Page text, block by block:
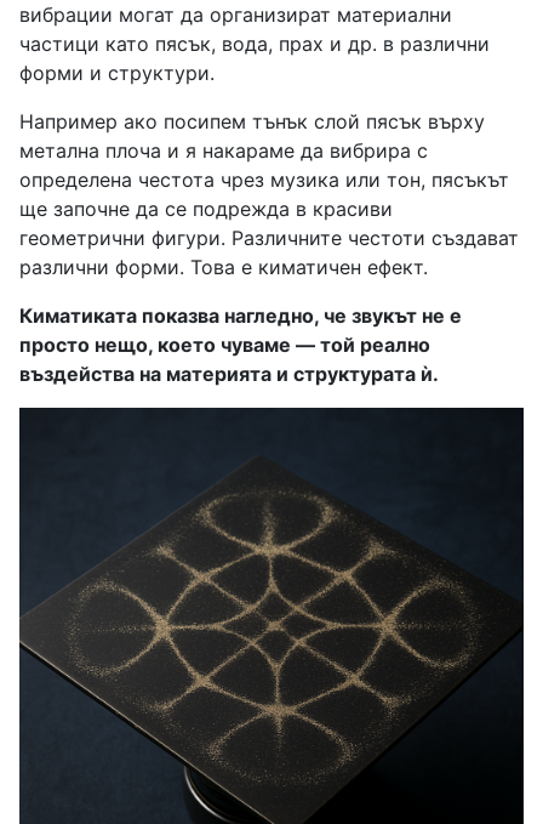
вибрации могат да организират материални
частици като пясък, вода, прах и др. в различни
форми и структури.
Например ако посипем тънък слой пясък върху
метална плоча и я накараме да вибрира с
определена честота чрез музика или тон, пясъкът
ще започне да се подрежда в красиви
геометрични фигури. Различните честоти създават
различни форми. Това е киматичен ефект.
Киматиката показва нагледно, че звукът не е
просто нещо, което чуваме — той реално
въздейства на материята и структурата ѝ.